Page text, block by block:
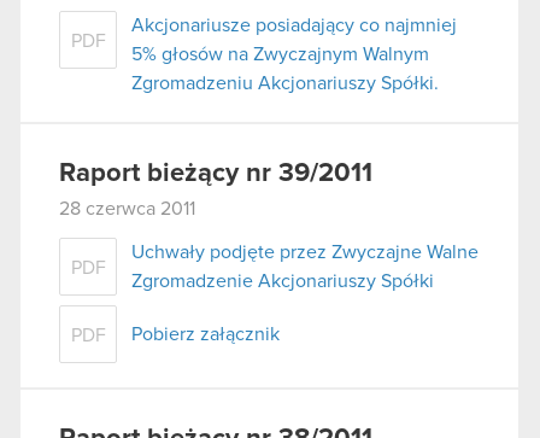
PDF
Akcjonariusze posiadający co najmniej
5% głosów na Zwyczajnym Walnym
Zgromadzeniu Akcjonariuszy Spółki.
Raport bieżący nr 39/2011
28 czerwca 2011
PDF
Uchwały podjęte przez Zwyczajne Walne
Zgromadzenie Akcjonariuszy Spółki
PDF Pobierz załącznik